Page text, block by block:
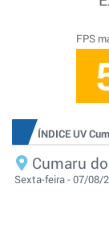
FPS
ÍNDICE UV
Cumaru
Sexta-feira - 07/08/